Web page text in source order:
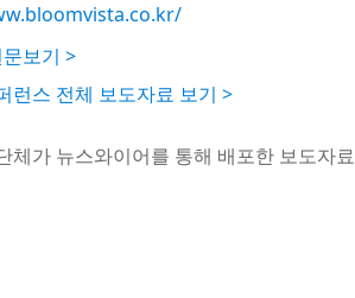
보기 >
런스 전체 보도자료 보기 >
체가 뉴스와이어를 통해 배포한 보도자